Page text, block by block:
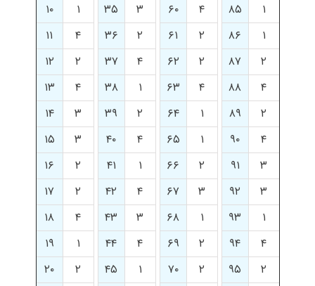
۱
۸۵ ۴ ۶۰ ۳ ۳۵ ۱
۱۰
۱
۸۶ ۲ ۶۱ ۲ ۳۶ ۴
۱۱
۲
۸۷ ۲ ۶۲ ۴ ۳۷ ۲
۱۲
۴
۸۸ ۴ ۶۳ ۱ ۳۸ ۴
۱۳
۲
۸۹ ۱ ۶۴ ۲ ۳۹ ۳
۱۴
۴
۹۰ ۱ ۶۵ ۴ ۴۰ ۳
۱۵
۳
۹۱ ۲ ۶۶ ۱ ۴۱ ۲
۱۶
۳
۹۲ ۳ ۶۷ ۴ ۴۲ ۲
۱۷
۱
۹۳ ۱ ۶۸ ۳ ۴۳ ۴
۱۸
۴
۹۴ ۲ ۶۹ ۴ ۴۴ ۱
۱۹
۲
۹۵ ۲ ۷۰ ۱ ۴۵ ۲
۲۰